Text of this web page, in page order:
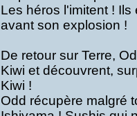
Les héros l'imitent !
avant son explosion !
De retour sur Terre,
Kiwi et découvrent,
Kiwi !
Odd récupère malgré